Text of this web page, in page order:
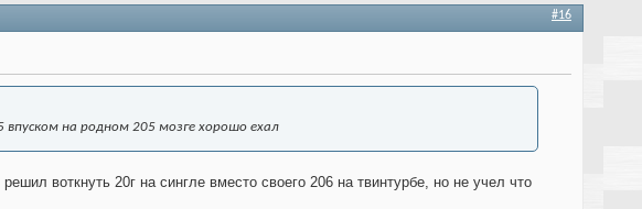
#16
впуском на родном 205 мозге хорошо ехал
воткнуть 20г на сингле вместо своего 206 на твинтурбе, но не учел что